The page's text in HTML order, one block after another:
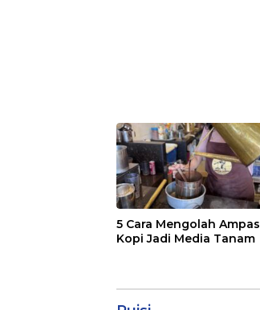
5 Cara Mengolah Ampas
Kopi Jadi Media Tanam